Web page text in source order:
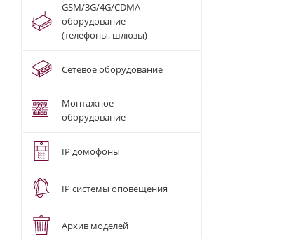
GSM/3G/4G/CDMA
оборудование
(телефоны, шлюзы)
Сетевое оборудование
Монтажное
оборудование
IP домофоны
IP системы оповещения
Архив моделей